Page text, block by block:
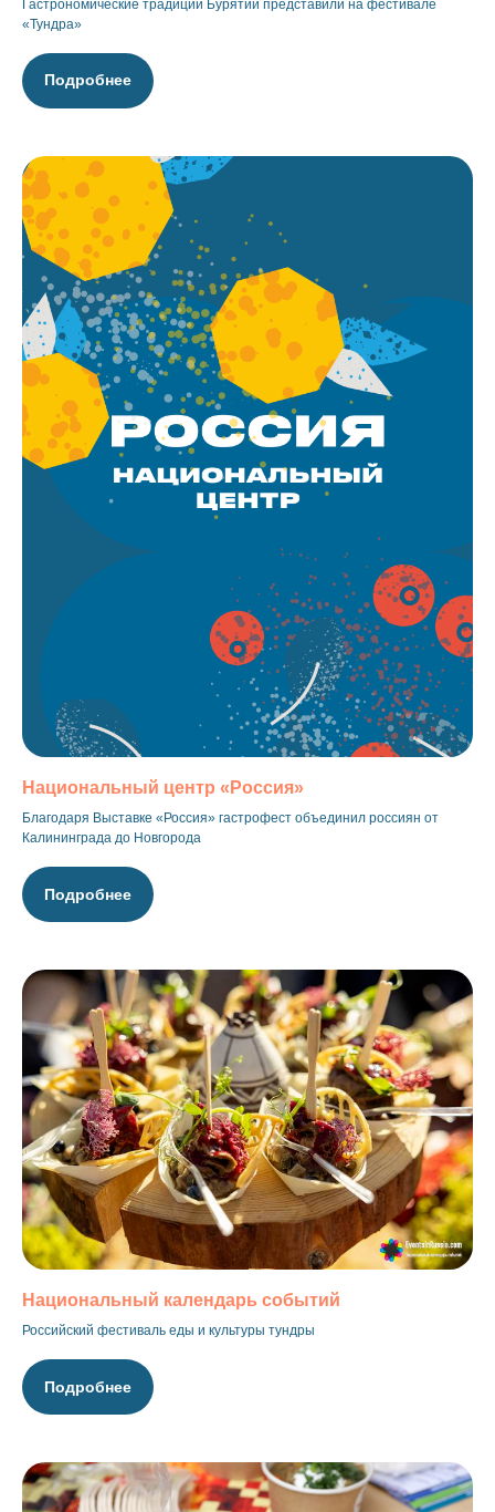
Гастрономические традиции Бурятии представили на фестивале
«Тундра»
Подробнее
Национальный центр «Россия»
Благодаря Выставке «Россия» гастрофест объединил россиян от
Калининграда до Новгорода
Подробнее
Национальный календарь событий
Российский фестиваль еды и культуры тундры
Подробнее